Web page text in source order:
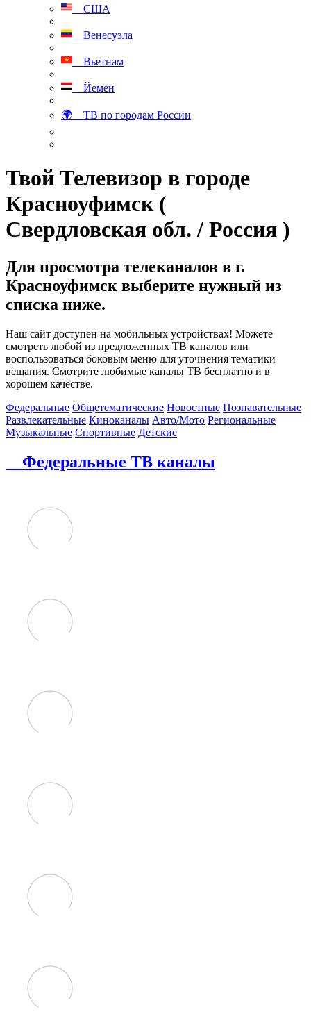
США
Венесуэла
Вьетнам
Йемен
🌍 ТВ по городам России
Твой Телевизор в городе
Красноуфимск (
Свердловская обл. / Россия )
Для просмотра телеканалов в г.
Красноуфимск выберите нужный из
списка ниже.
Наш сайт доступен на мобильных устройствах! Можете
смотреть любой из предложенных ТВ каналов или
воспользоваться боковым меню для уточнения тематики
вещания. Смотрите любимые каналы ТВ бесплатно и в
хорошем качестве.
Федеральные Общетематические Новостные Познавательные
Развлекательные Киноканалы Авто/Мото Региональные
Музыкальные Спортивные Детские
Федеральные ТВ каналы